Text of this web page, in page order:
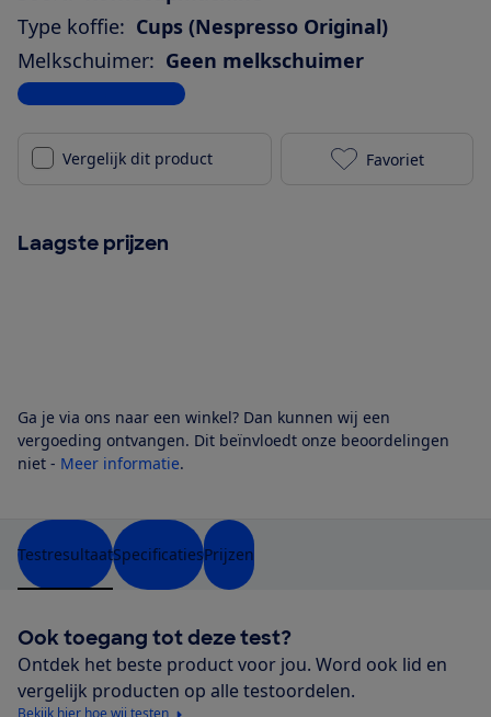
Type koffie: Cups (Nespresso Original)
Melkschuimer: Geen melkschuimer
Bekijk alle specificaties
Vergelijk dit product De'Longhi
Favoriet
Laagste prijzen
Ga je via ons naar een winkel? Dan kunnen wij een
vergoeding ontvangen. Dit beïnvloedt onze beoordelingen
niet - Meer informatie.
TestresultaatSpecificatiesPrijzen
Ook toegang tot deze test?
Ontdek het beste product voor jou. Word ook lid en
vergelijk producten op alle testoordelen.